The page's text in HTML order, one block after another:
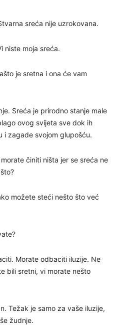
sreća nije uzrokovana.
niste moja sreća.
je sretna i ona će vam
Sreća je prirodno stanje male
ovog svijeta sve dok ih
i zagade svojom glupošću.
činiti ništa jer se sreća ne
možete steći nešto što već
Morate odbaciti iluzije. Ne
bili sretni, vi morate nešto
Težak je samo za vaše iluzije,
žudnje.